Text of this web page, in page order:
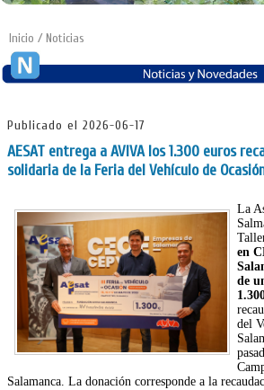
Inicio / Noticias
Publicado el 2026-06-17
AESAT entrega a AVIVA los 1.300 euros
solidaria de la Feria del Vehículo de
La
en
de
del
Salamanca. La donación corresponde a la